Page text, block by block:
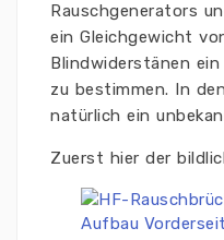
Rauschgenerators
ein Gleichgewicht
Blindwiderstänen
zu bestimmen. In
natürlich ein
Zuerst hier der